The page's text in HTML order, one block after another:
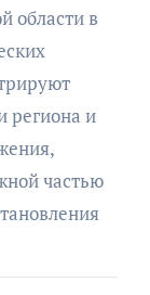
области в
региона и
частью